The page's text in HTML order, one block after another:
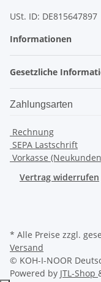
USt. ID: DE815647897
Informationen
Gesetzliche
Zahlungsarten
Rechnung
SEPA Lastschrift
Vorkasse
Vertrag widerrufen
* Alle Preise zzgl.
Versand
© KOH-I-NOOR
Powered by JTL-Shop